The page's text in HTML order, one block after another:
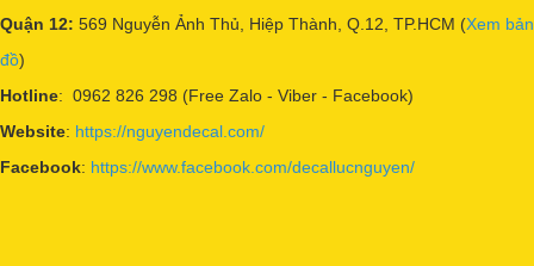
Quận 12: 569 Nguyễn Ảnh Thủ, Hiệp Thành, Q.12, TP.HCM (Xem bản
đồ)
Hotline: 0962 826 298 (Free Zalo - Viber - Facebook)
Website: https://nguyendecal.com/
Facebook: https://www.facebook.com/decallucnguyen/